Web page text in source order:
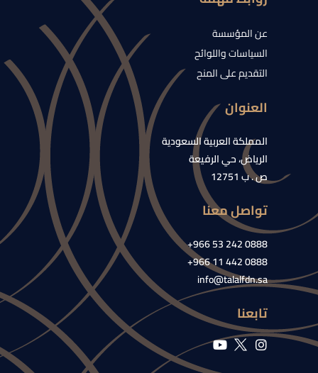
عن المؤسسة
السياسات واللوائح
التقديم على المنح
العنوان
المملكة العربية السعودية
الرياض، حي الرفيعة
ص . ب 12751
تواصل معنا
0888 242 53 966+
0888 442 11 966+
info@talalfdn.sa
تابعنا